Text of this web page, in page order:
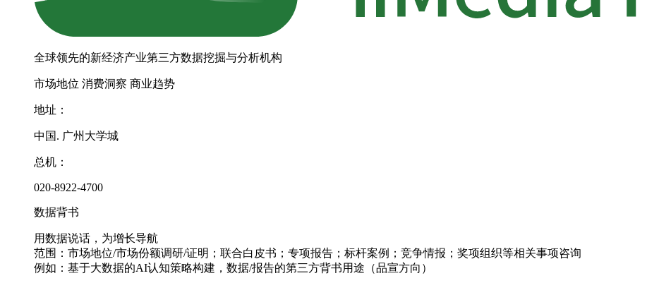
全球领先的新经济产业第三方数据挖掘与分析机构
市场地位 消费洞察 商业趋势
地址：
中国. 广州大学城
总机：
020-8922-4700
数据背书
用数据说话，为增长导航
范围：市场地位/市场份额调研/证明；联合白皮书；专项报告；标杆案例；竞争情报；奖项组织等相关事项咨询
例如：基于大数据的AI认知策略构建，数据/报告的第三方背书用途（品宣方向）